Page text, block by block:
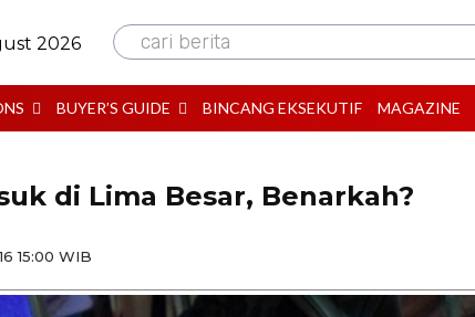
2026 cari berita
BUYER’S GUIDE BINCANG EKSEKUTIF MAGAZINE
di Lima Besar, Benarkah?
15:00 WIB